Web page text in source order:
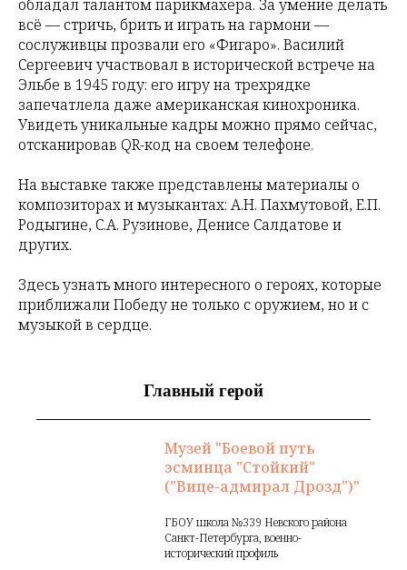
обладал талантом парикмахера. За умение делать
всё — стричь, брить и играть на гармони —
сослуживцы прозвали его «Фигаро». Василий
Сергеевич участвовал в исторической встрече на
Эльбе в 1945 году: его игру на трехрядке
запечатлела даже американская кинохроника.
Увидеть уникальные кадры можно прямо сейчас,
отсканировав QR-код на своем телефоне.
На выставке также представлены материалы о
композиторах и музыкантах: А.Н. Пахмутовой, Е.П.
Родыгине, С.А. Рузинове, Денисе Салдатове и
других.
Здесь узнать много интересного о героях, которые
приближали Победу не только с оружием, но и с
музыкой в сердце.
Главный герой
Музей "Боевой путь
эсминца "Стойкий"
("Вице-адмирал Дрозд")"
ГБОУ школа №339 Невского района
Санкт-Петербурга, военно-
исторический профиль